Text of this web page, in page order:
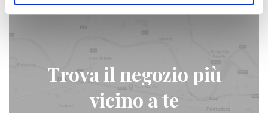
Trova il negozio più
vicino a te